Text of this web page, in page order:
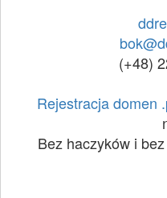
(+48)
Rejestracja domen
Bez haczyków i